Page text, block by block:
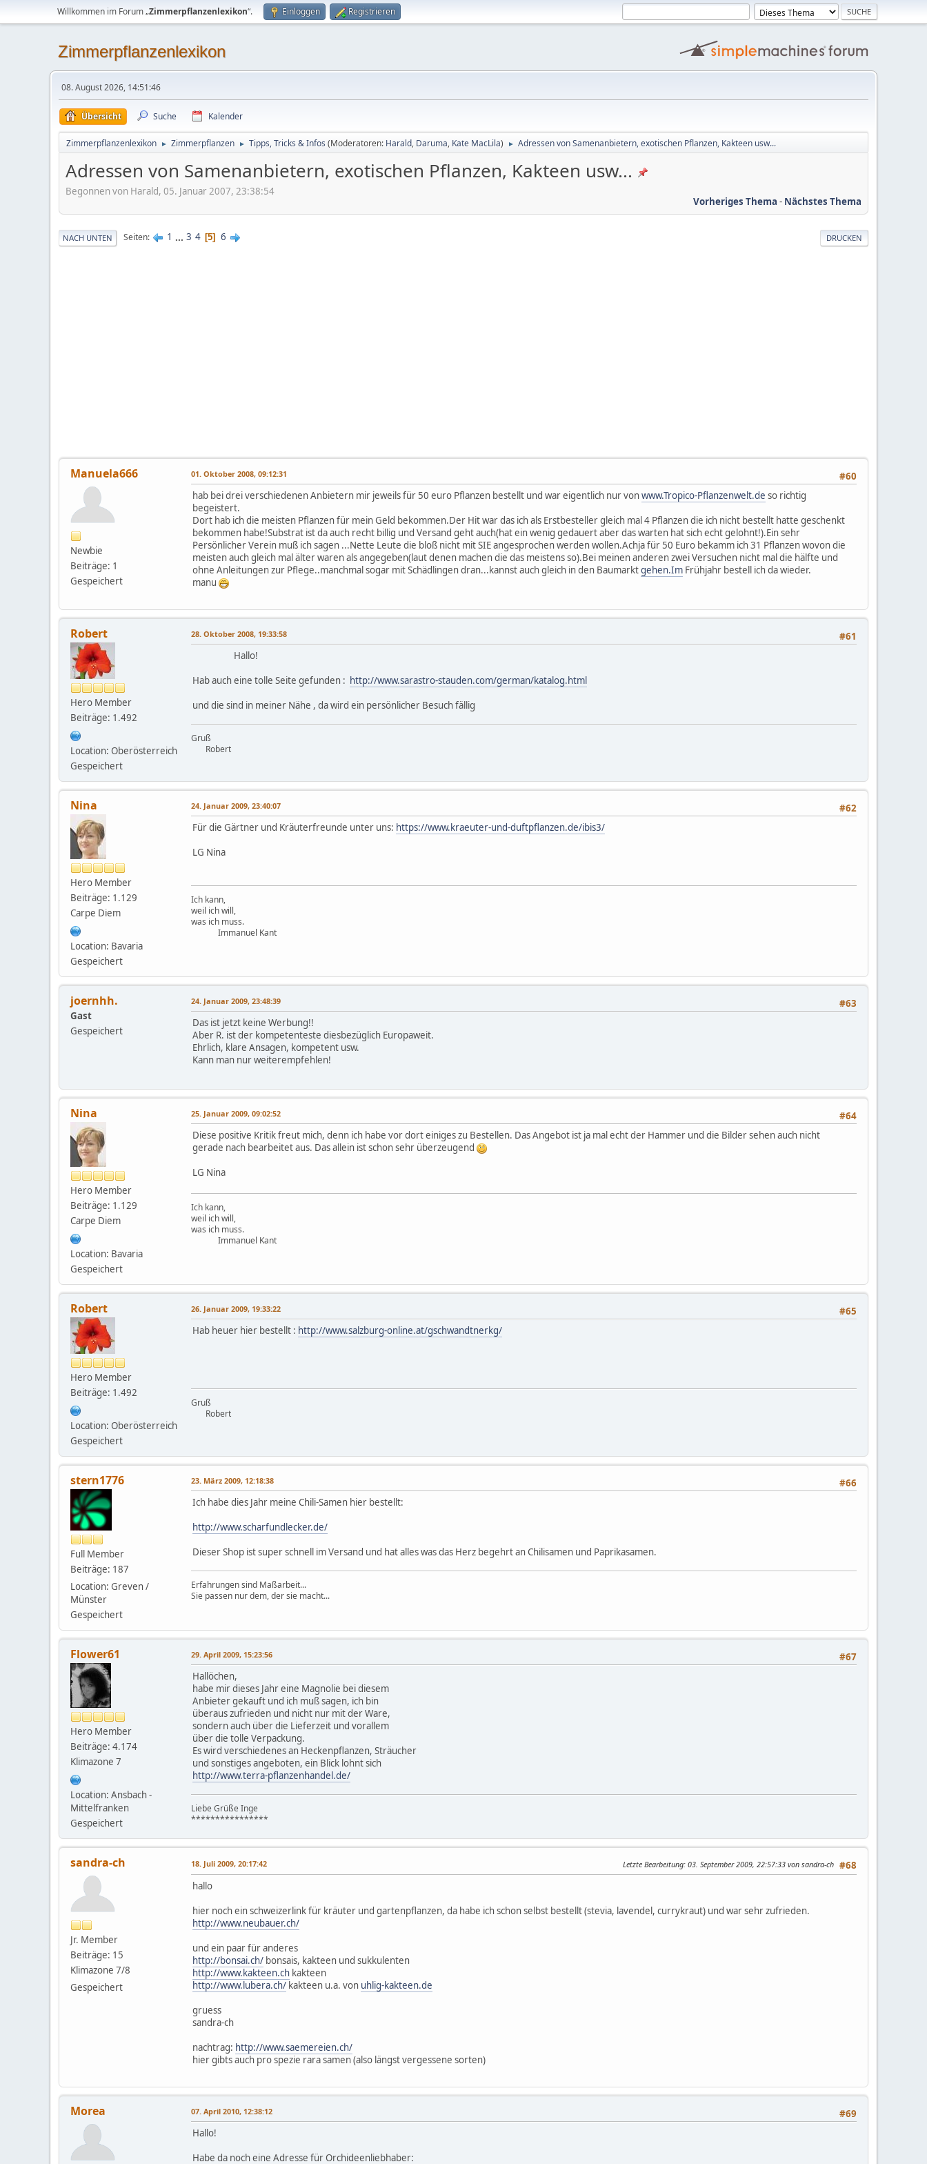
Willkommen im Forum „Zimmerpflanzenlexikon“. Einloggen Registrieren
Zimmerpflanzenlexikon
08. August 2026, 14:51:46
Übersicht Suche Kalender
Zimmerpflanzenlexikon ► Zimmerpflanzen ► Tipps, Tricks & Infos (Moderatoren: Harald, Daruma, Kate MacLila) ► Adressen von Samenanbietern, exotischen Pflanzen, Kakteen usw...
Adressen von Samenanbietern, exotischen Pflanzen, Kakteen usw...
Begonnen von Harald, 05. Januar 2007, 23:38:54
Vorheriges Thema - Nächstes Thema
DRUCKEN
NACH UNTEN Seiten 1 ... 3 4 5 6
Manuela666
Newbie
Beiträge: 1
Gespeichert
#60
01. Oktober 2008, 09:12:31
hab bei drei verschiedenen Anbietern mir jeweils für 50 euro Pflanzen bestellt und war eigentlich nur vonwww.Tropico-Pflanzenwelt.de so richtig
begeistert.
Dort hab ich die meisten Pflanzen für mein Geld bekommen.Der Hit war das ich als Erstbesteller gleich mal 4 Pflanzen die ich nicht bestellt hatte geschenkt
bekommen habe!Substrat ist da auch recht billig und Versand geht auch(hat ein wenig gedauert aber das warten hat sich echt gelohnt!).Ein sehr
Persönlicher Verein muß ich sagen ...Nette Leute die bloß nicht mit SIE angesprochen werden wollen.Achja für 50 Euro bekamm ich 31 Pflanzen wovon die
meisten auch gleich mal älter waren als angegeben(laut denen machen die das meistens so).Bei meinen anderen zwei Versuchen nicht mal die hälfte und
ohne Anleitungen zur Pflege..manchmal sogar mit Schädlingen dran...kannst auch gleich in den Baumarktgehen.Im Frühjahr bestell ich da wieder.
manu
Robert
Hero Member
Beiträge: 1.492
Location: Oberösterreich
Gespeichert
#61
28. Oktober 2008, 19:33:58
Hallo!
Hab auch eine tolle Seite gefunden : http://www.sarastro-stauden.com/german/katalog.html
und die sind in meiner Nähe , da wird ein persönlicher Besuch fällig
Gruß
Robert
Nina
Hero Member
Beiträge: 1.129
Carpe Diem
Location: Bavaria
Gespeichert
#62
24. Januar 2009, 23:40:07
Für die Gärtner und Kräuterfreunde unter uns: https://www.kraeuter-und-duftpflanzen.de/ibis3/
LG Nina
Ich kann,
weil ich will,
was ich muss.
Immanuel Kant
joernhh.
Gast
Gespeichert
#63
24. Januar 2009, 23:48:39
Das ist jetzt keine Werbung!!
Aber R. ist der kompetenteste diesbezüglich Europaweit.
Ehrlich, klare Ansagen, kompetent usw.
Kann man nur weiterempfehlen!
Nina
Hero Member
Beiträge: 1.129
Carpe Diem
Location: Bavaria
Gespeichert
#64
25. Januar 2009, 09:02:52
Diese positive Kritik freut mich, denn ich habe vor dort einiges zu Bestellen. Das Angebot ist ja mal echt der Hammer und die Bilder sehen auch nicht
gerade nach bearbeitet aus. Das allein ist schon sehr überzeugend
LG Nina
Ich kann,
weil ich will,
was ich muss.
Immanuel Kant
Robert
Hero Member
Beiträge: 1.492
Location: Oberösterreich
Gespeichert
#65
26. Januar 2009, 19:33:22
Hab heuer hier bestellt : http://www.salzburg-online.at/gschwandtnerkg/
Gruß
Robert
stern1776
Full Member
Beiträge: 187
Location: Greven /
Münster
Gespeichert
#66
23. März 2009, 12:18:38
Ich habe dies Jahr meine Chili-Samen hier bestellt:
http://www.scharfundlecker.de/
Dieser Shop ist super schnell im Versand und hat alles was das Herz begehrt an Chilisamen und Paprikasamen.
Erfahrungen sind Maßarbeit...
Sie passen nur dem, der sie macht...
Flower61
Hero Member
Beiträge: 4.174
Klimazone 7
Location: Ansbach -
Mittelfranken
Gespeichert
#67
29. April 2009, 15:23:56
Hallöchen,
habe mir dieses Jahr eine Magnolie bei diesem
Anbieter gekauft und ich muß sagen, ich bin
überaus zufrieden und nicht nur mit der Ware,
sondern auch über die Lieferzeit und vorallem
über die tolle Verpackung.
Es wird verschiedenes an Heckenpflanzen, Sträucher
und sonstiges angeboten, ein Blick lohnt sich
http://www.terra-pflanzenhandel.de/
Liebe Grüße Inge
****************
sandra-ch
Jr. Member
Beiträge: 15
Klimazone 7/8
Gespeichert
#68
18. Juli 2009, 20:17:42 Letzte Bearbeitung: 03. September 2009, 22:57:33 von sandra-ch
hallo
hier noch ein schweizerlink für kräuter und gartenpflanzen, da habe ich schon selbst bestellt (stevia, lavendel, currykraut) und war sehr zufrieden.
http://www.neubauer.ch/
und ein paar für anderes
http://bonsai.ch/ bonsais, kakteen und sukkulenten
http://www.kakteen.ch kakteen
http://www.lubera.ch/ kakteen u.a. von uhlig-kakteen.de
gruess
sandra-ch
nachtrag: http://www.saemereien.ch/
hier gibts auch pro spezie rara samen (also längst vergessene sorten)
Morea #69
07. April 2010, 12:38:12
Hallo!
Habe da noch eine Adresse für Orchideenliebhaber: